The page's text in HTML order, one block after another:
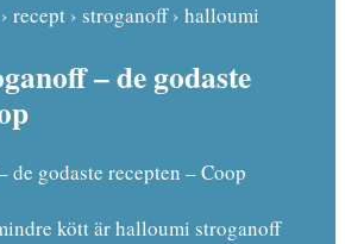
recept › stroganoff › halloumi
– de godaste
godaste recepten – Coop
kött är halloumi stroganoff